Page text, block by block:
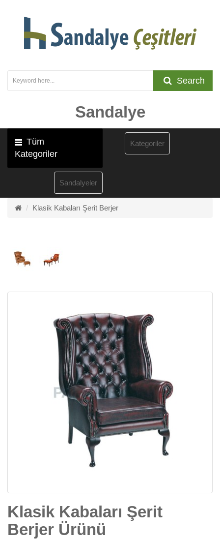
Search
Sandalye
Tüm
Kategoriler
Sandalyeler
Kategoriler
Klasik Kabaları Şerit Berjer
Klasik Kabaları Şerit
Berjer Ürünü